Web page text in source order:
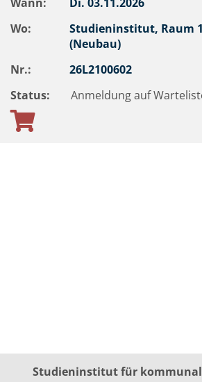
Wo:
Studieninstitut, Raum
(Neubau)
Nr.:
26L2100602
Status:
Anmeldung auf
Studieninstitut für